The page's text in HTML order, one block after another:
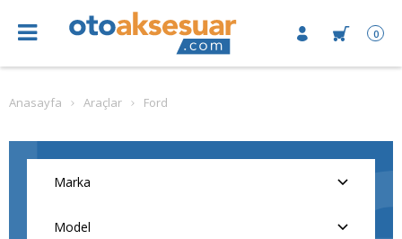
0
Anasayfa Araçlar Ford